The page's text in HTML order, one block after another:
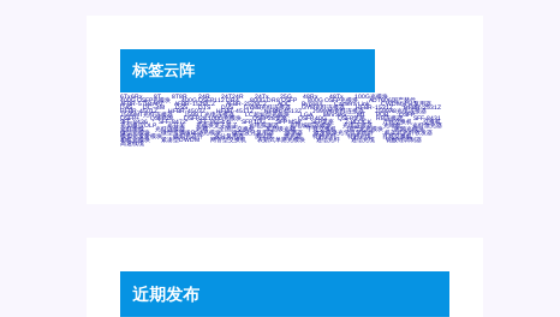
标签云阵
6Tx6Rx 8T 8T8R 24R 24T24R 24Tx 25G 48Rx 48Tx 100G光模块
400G OSFP光模块 400G QSFP112 DR4 800G DR8 OSFP 800G OSFP光模块 AD7606国产替代
AFBR-57B4APZ AFBR-1528CZ AFBR-2528CZ AOC Bypass Camera Link CWDM波分复用器
DAS DC~4M DSS DTS DVS GYMB光纤连接器 GYM光纤连接器 HFBR-1531Z HFBR-2531Z
HFBR-4501Z HFBR-4503Z HFBR-4511Z HFBR-4513Z J599A6光纤连接器 J599A8光电连接器
J599MT光纤连接器 J599Ⅰ光电连接器 LC超短型光模块 LGA Mini SAS MT POB QSFP
QSFP+ QSFP28 QSFP28 100G光模块 QSFP28笼座 QSFP 40G QSFP笼座 RP连接器 SFF-8431
SFF-8436 SFF-8472 SFF-8654 4i SFP 10G SFP MSA SFP笼座 Z-BLOCK 万兆交换机 交换机
光切换仪OLP 光开关 光模块笼子座子 光电探测器 光电编码器模块 光电连接器 光端机 光纤激光器
光纤跳线 光纤连接器 光耦 全国产交换机 军品级光耦 千兆交换机 国产化光模块 射频光模块
微型光模块 微型可插拔BGA光模块 微型波分复用器 探测器 收发模块光学引擎组件 机架式光纤收发器
模拟光发射模块 模拟光器件 波分复用器 测试版 激光器 特种光纤 特种光缆 百兆交换机
相机光模块 紧凑型DWDM 网管型交换机 表贴式单路光模块 通信光纤 通信光缆 铌酸锂调制器
高速线缆
近期发布